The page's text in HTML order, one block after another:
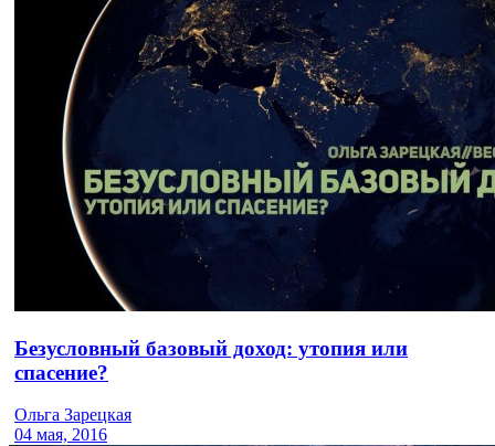
Безусловный базовый доход: утопия или
спасение?
Ольга Зарецкая
04 мая, 2016